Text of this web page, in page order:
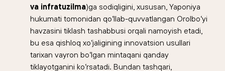
va infratuzilma)ga sodiqligini, xususan, Yaponiya
hukumati tomonidan qo‘llab-quvvatlangan Orolbo‘yi
havzasini tiklash tashabbusi orqali namoyish etadi,
bu esa qishloq xo‘jaligining innovatsion usullari
tarixan vayron bo‘lgan mintaqani qanday
tiklayotganini ko‘rsatadi. Bundan tashqari,